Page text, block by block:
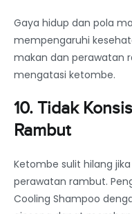
Gaya hidup dan pola
mempengaruhi
makan dan perawatan
mengatasi ketombe.
10. Tidak
Rambut
Ketombe sulit hilang
perawatan rambut.
Cooling Shampoo